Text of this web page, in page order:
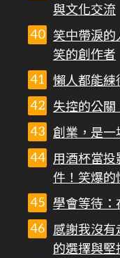
與文化交流
笑中帶淚的
笑的創作者
懶人都能
失控的公關
創業，是一
用酒杯當
件！笑爆的
學會等待：
感謝我沒
的選擇與堅